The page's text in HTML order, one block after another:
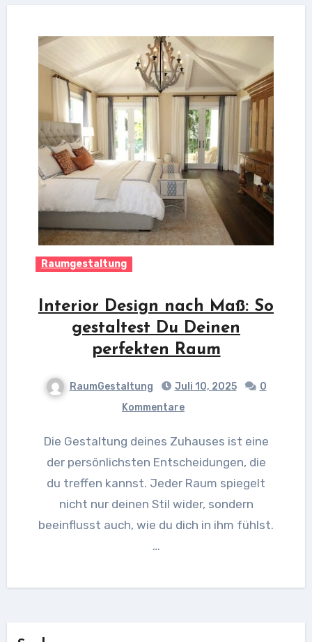
Raumgestaltung
Interior Design nach Maß: So
gestaltest Du Deinen
perfekten Raum
RaumGestaltung Juli 10, 2025
0
Kommentare
Die Gestaltung deines Zuhauses ist eine
der persönlichsten Entscheidungen, die
du treffen kannst. Jeder Raum spiegelt
nicht nur deinen Stil wider, sondern
beeinflusst auch, wie du dich in ihm fühlst.
…